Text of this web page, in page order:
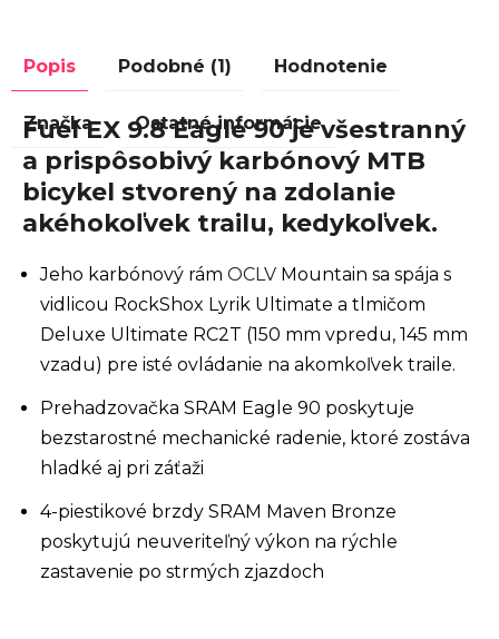
Popis Podobné (1) Hodnotenie
Značka Ostatné informácie
Fuel EX 9.8 Eagle 90 je všestranný
a prispôsobivý karbónový MTB
bicykel stvorený na zdolanie
akéhokoľvek trailu, kedykoľvek.
Jeho karbónový rám OCLV Mountain sa spája s
vidlicou RockShox Lyrik Ultimate a tlmičom
Deluxe Ultimate RC2T (150 mm vpredu, 145 mm
vzadu) pre isté ovládanie na akomkoľvek traile.
Prehadzovačka SRAM Eagle 90 poskytuje
bezstarostné mechanické radenie, ktoré zostáva
hladké aj pri záťaži
4-piestikové brzdy SRAM Maven Bronze
poskytujú neuveriteľný výkon na rýchle
zastavenie po strmých zjazdoch